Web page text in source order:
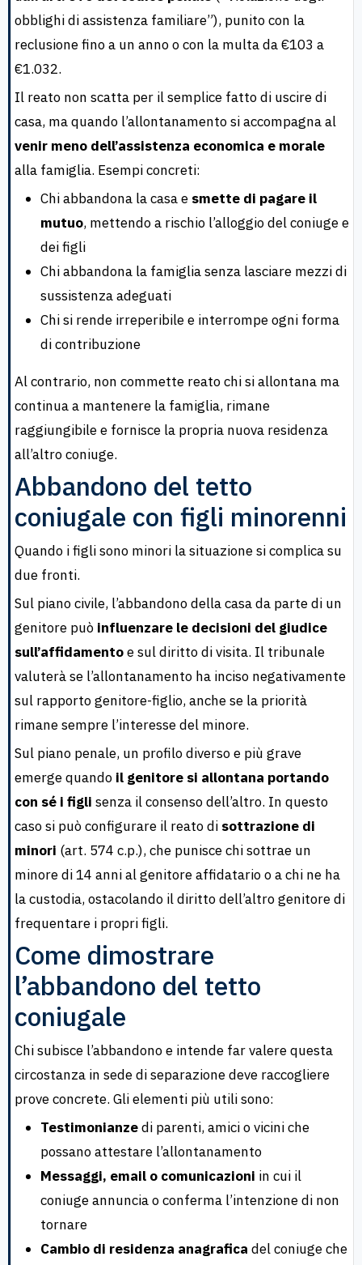
obblighi di assistenza familiare”), punito con la
reclusione fino a un anno o con la multa da €103 a
€1.032.
Il reato non scatta per il semplice fatto di uscire di
casa, ma quando l’allontanamento si accompagna al
venir meno dell’assistenza economica e morale
alla famiglia. Esempi concreti:
Chi abbandona la casa e smette di pagare il
mutuo, mettendo a rischio l’alloggio del coniuge e
dei figli
Chi abbandona la famiglia senza lasciare mezzi di
sussistenza adeguati
Chi si rende irreperibile e interrompe ogni forma
di contribuzione
Al contrario, non commette reato chi si allontana ma
continua a mantenere la famiglia, rimane
raggiungibile e fornisce la propria nuova residenza
all’altro coniuge.
Abbandono del tetto
coniugale con figli minorenni
Quando i figli sono minori la situazione si complica su
due fronti.
Sul piano civile, l’abbandono della casa da parte di un
genitore può influenzare le decisioni del giudice
sull’affidamentoe sul diritto di visita. Il tribunale
valuterà se l’allontanamento ha inciso negativamente
sul rapporto genitore-figlio, anche se la priorità
rimane sempre l’interesse del minore.
Sul piano penale, un profilo diverso e più grave
emerge quando il genitore si allontana portando
con sé i figli senza il consenso dell’altro. In questo
caso si può configurare il reato di sottrazione di
minori (art. 574 c.p.), che punisce chi sottrae un
minore di 14 anni al genitore affidatario o a chi ne ha
la custodia, ostacolando il diritto dell’altro genitore di
frequentare i propri figli.
Come dimostrare
l’abbandono del tetto
coniugale
Chi subisce l’abbandono e intende far valere questa
circostanza in sede di separazione deve raccogliere
prove concrete. Gli elementi più utili sono:
Testimonianzedi parenti, amici o vicini che
possano attestare l’allontanamento
Messaggi, email o comunicazioni in cui il
coniuge annuncia o conferma l’intenzione di non
tornare
Cambio di residenza anagrafica del coniuge che